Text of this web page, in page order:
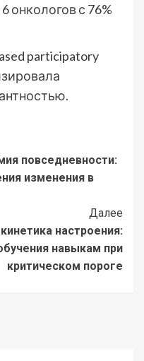
онкологов с 76%
participatory
повседневности:
изменения в
Далее
настроения:
навыкам при
критическом пороге